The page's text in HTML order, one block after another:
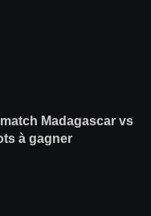
Madagascar vs
à gagner